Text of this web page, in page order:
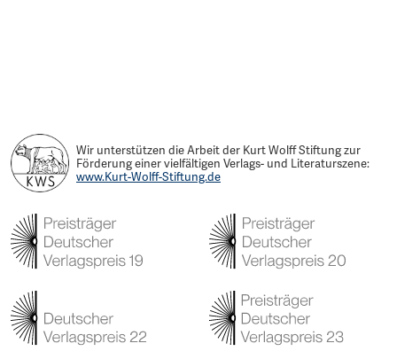
Wir unterstützen die Arbeit der Kurt Wolff Stiftung zur
Förderung einer vielfältigen Verlags- und Literaturszene:
www.Kurt-Wolff-Stiftung.de